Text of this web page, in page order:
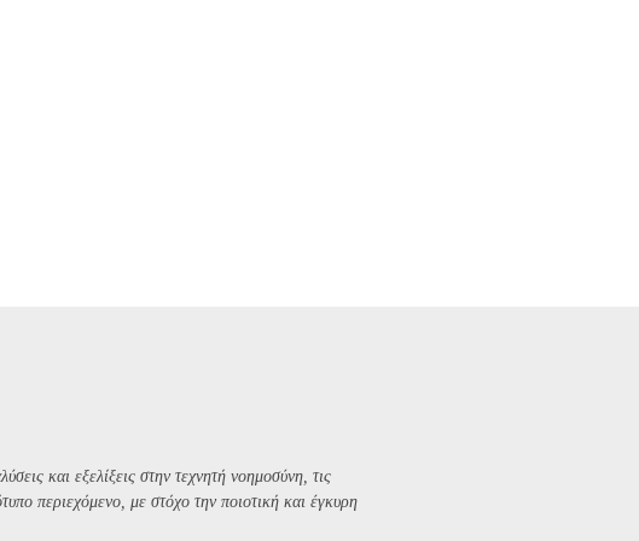
και εξελίξεις στην τεχνητή νοημοσύνη, τις
περιεχόμενο, με στόχο την ποιοτική και έγκυρη